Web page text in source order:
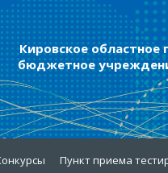
Кировское областное
бюджетное
Пункт приема